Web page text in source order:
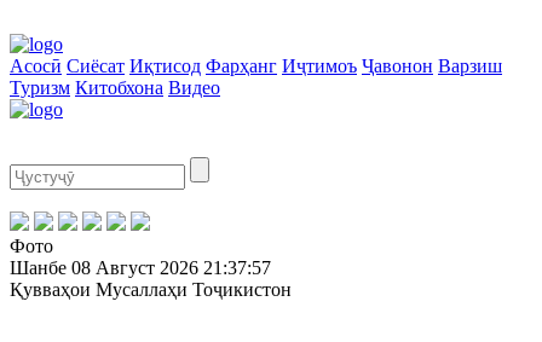
Асосӣ Сиёсат Иқтисод Фарҳанг Иҷтимоъ Ҷавонон Варзиш
Туризм Китобхона Видео
Фото
Шанбе 08 Август 2026 21:37:57
Қувваҳои Мусаллаҳи Тоҷикистон